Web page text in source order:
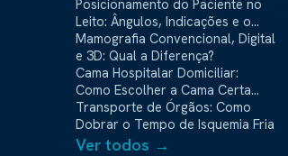
Posicionamento do Paciente no
Leito: Ângulos, Indicações e o
Que a Evidência Mostra
Mamografia Convencional, Digital
e 3D: Qual a Diferença?
Cama Hospitalar Domiciliar:
Como Escolher a Cama Certa
para Home Care
Transporte de Órgãos: Como
Dobrar o Tempo de Isquemia Fria
Ver todos →